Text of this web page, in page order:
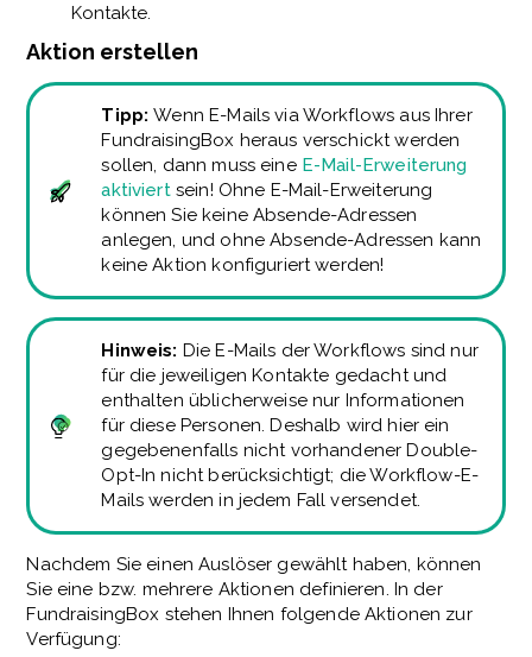
Kontakte.
Aktion erstellen
Tipp:Wenn E-Mails via Workflows aus Ihrer
FundraisingBox heraus verschickt werden
sollen, dann muss eine E-Mail-Erweiterung
aktiviertsein! Ohne E-Mail-Erweiterung
können Sie keine Absende-Adressen
anlegen, und ohne Absende-Adressen kann
keine Aktion konfiguriert werden!
Hinweis: Die E-Mails der Workflows sind nur
für die jeweiligen Kontakte gedacht und
enthalten üblicherweise nur Informationen
für diese Personen. Deshalb wird hier ein
gegebenenfalls nicht vorhandener Double-
Opt-In nicht berücksichtigt; die Workflow-E-
Mails werden in jedem Fall versendet.
Nachdem Sie einen Auslöser gewählt haben, können
Sie eine bzw. mehrere Aktionen definieren. In der
FundraisingBox stehen Ihnen folgende Aktionen zur
Verfügung: